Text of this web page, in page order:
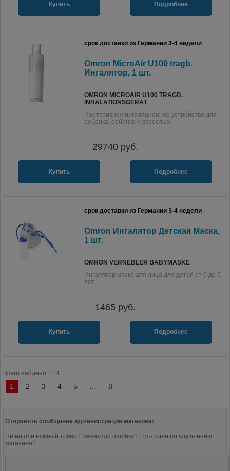
Купить Подробнее
срок доставки из Германии 3-4 недели
Omron MicroAir U100 tragb.
Ингалятор, 1 шт.
OMRON MICROAIR U100 TRAGB.
INHALATIONSGERÄT
Портативное ингаляционное устройство для
ребенка, ребенка и взрослых.
29740руб.
Купить Подробнее
срок доставки из Германии 3-4 недели
Omron Ингалятор Детская Маска,
1 шт.
OMRON VERNEBLER BABYMASKE
Ингалятор маска для лица для детей от 0 до 6
лет.
1465 руб.
Купить Подробнее
Всего найдено: 114
1 2 3 4 5 8
Отправить сообщение администрации магазина:
Не нашли нужный товар? Заметили ошибку? Есть идеи по улучшению
магазина?